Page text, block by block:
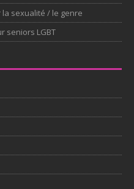
sexualité / le genre
seniors LGBT